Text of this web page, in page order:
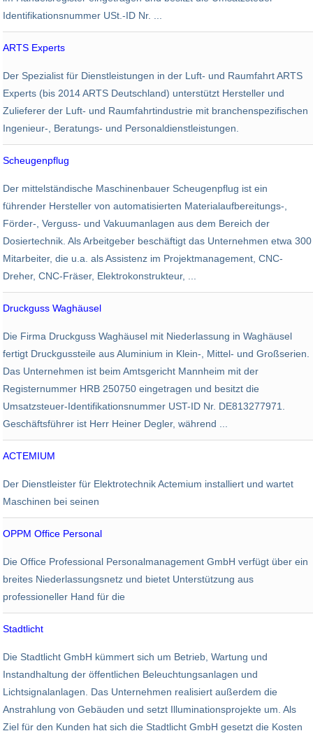
Identifikationsnummer USt.-ID Nr. ...
ARTS Experts
320
22,5 Mio. EUR
Der Spezialist für Dienstleistungen in der Luft- und Raumfahrt ARTS
Experts (bis 2014 ARTS Deutschland) unterstützt Hersteller und
Zulieferer der Luft- und Raumfahrtindustrie mit branchenspezifischen
Ingenieur-, Beratungs- und Personaldienstleistungen.
Scheugenpflug
300
Der mittelständische Maschinenbauer Scheugenpflug ist ein
führender Hersteller von automatisierten Materialaufbereitungs-,
Förder-, Verguss- und Vakuumanlagen aus dem Bereich der
Dosiertechnik. Als Arbeitgeber beschäftigt das Unternehmen etwa 300
Mitarbeiter, die u.a. als Assistenz im Projektmanagement, CNC-
Dreher, CNC-Fräser, Elektrokonstrukteur, ...
Druckguss Waghäusel
50
Die Firma Druckguss Waghäusel mit Niederlassung in Waghäusel
fertigt Druckgussteile aus Aluminium in Klein-, Mittel- und Großserien.
Das Unternehmen ist beim Amtsgericht Mannheim mit der
Registernummer HRB 250750 eingetragen und besitzt die
Umsatzsteuer-Identifikationsnummer UST-ID Nr. DE813277971.
Geschäftsführer ist Herr Heiner Degler, während ...
ACTEMIUM
Der Dienstleister für Elektrotechnik Actemium installiert und wartet
Maschinen bei seinen
OPPM Office Personal
Die Office Professional Personalmanagement GmbH verfügt über ein
breites Niederlassungsnetz und bietet Unterstützung aus
professioneller Hand für die
Stadtlicht
Die Stadtlicht GmbH kümmert sich um Betrieb, Wartung und
Instandhaltung der öffentlichen Beleuchtungsanlagen und
Lichtsignalanlagen. Das Unternehmen realisiert außerdem die
Anstrahlung von Gebäuden und setzt Illuminationsprojekte um. Als
Ziel für den Kunden hat sich die Stadtlicht GmbH gesetzt die Kosten